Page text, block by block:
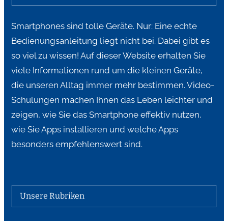
Smartphones sind tolle Geräte. Nur: Eine echte
Bedienungsanleitung liegt nicht bei. Dabei gibt es
so viel zu wissen! Auf dieser Website erhalten Sie
viele Informationen rund um die kleinen Geräte,
die unseren Alltag immer mehr bestimmen. Video-
Schulungen machen Ihnen das Leben leichter und
zeigen, wie Sie das Smartphone effektiv nutzen,
wie Sie Apps installieren und welche Apps
besonders empfehlenswert sind.
Unsere Rubriken